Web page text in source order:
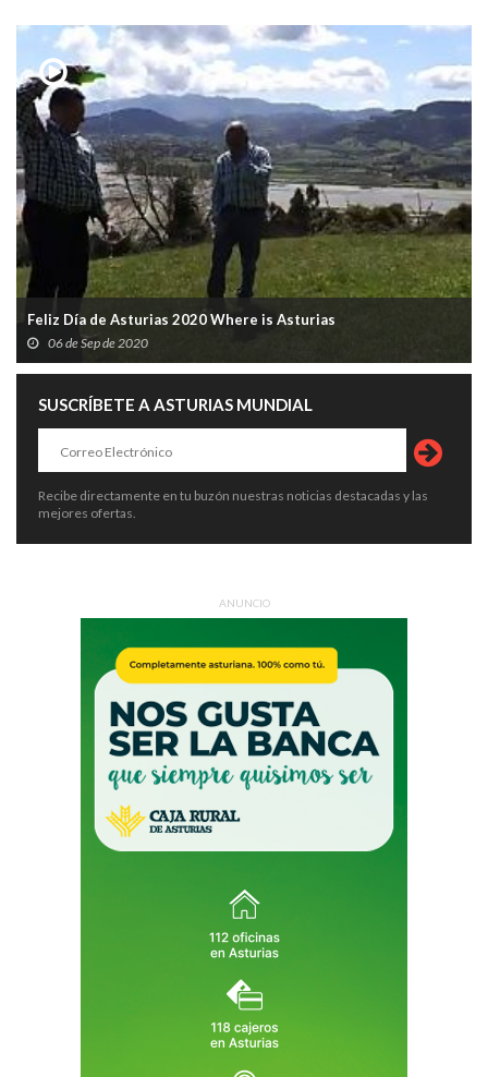
Feliz Día de Asturias 2020 Where is Asturias
06 de Sep de 2020
SUSCRÍBETE A ASTURIAS MUNDIAL
Recibe directamente en tu buzón nuestras noticias destacadas y las
mejores ofertas.
ANUNCIO